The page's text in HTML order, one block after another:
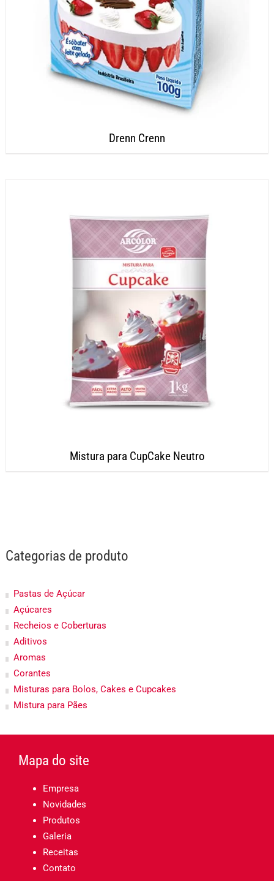
Drenn Crenn
Mistura para CupCake Neutro
Categorias de produto
Pastas de Açúcar
Açúcares
Recheios e Coberturas
Aditivos
Aromas
Corantes
Misturas para Bolos, Cakes e Cupcakes
Mistura para Pães
Mapa do site
Empresa
Novidades
Produtos
Galeria
Receitas
Contato